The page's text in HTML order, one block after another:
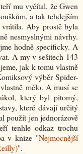
mu vyčítal, že Gwen
a tak tehdejším
Aby prostě byla
nesmyslnými návrhy.
hodně specificky. A
A my v sešitech 143
jak k tomu vlastně
výběr Spider-
mělo. A musí se
který byl pitomý,
které dávají určitý
použít jen jednorázově
tenhle odkaz trochu
v knize "Nejmocnější
".